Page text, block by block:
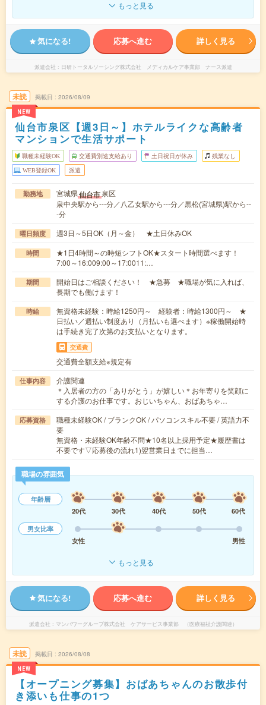
もっと見る
気になる! 応募へ進む 詳しく見る
派遣会社 日研トータルソーシング株式会社 メディカルケア事業部 ナース派遣
未読
NEW
掲載日 2026/08/09
仙台市泉区【週3日～】ホテルライクな高齢者
マンションで生活サポート
職種未経験OK 交通費別途支給あり 土日祝日が休み 残業なし
WEB登録OK 派遣
勤務地 宮城県仙台市泉区
泉中央駅から---分／八乙女駅から---分／黒松(宮城県)駅から--
-分
曜日頻度 週3日～5日OK（月～金） ★土日休みOK
時間
★1日4時間～の時短シフトOK★スタート時間選べます！
7:00～16:009:00～17:0011:…
期間
開始日はご相談ください！ ★急募 ★職場が気に入れば、
長期でも働けます！
時給
無資格未経験：時給1250円～ 経験者：時給1300円～ ★
日払い／週払い制度あり（月払いも選べます）※稼働開始時
は手続き完了次第のお支払いとなります。
交通費
交通費全額支給※規定有
仕事内容
介護関連
＊入居者の方の「ありがとう」が嬉しい＊お年寄りを笑顔に
する介護のお仕事です。おじいちゃん、おばあちゃ…
応募資格
職種未経験OK / ブランクOK / パソコンスキル不要 / 英語力不
要
無資格・未経験OK年齢不問★10名以上採用予定★履歴書は
不要です▽応募後の流れ1)翌営業日までに担当…
職場の雰囲気
年齢層
20代
30代 40代 50代
60代
男女比率
女性
男性
もっと見る
気になる! 応募へ進む 詳しく見る
派遣会社 マンパワーグループ株式会社 ケアサービス事業部 （医療福祉介護関連）
未読
NEW
掲載日 2026/08/08
【オープニング募集】おばあちゃんのお散歩付
き添いも仕事の1つ